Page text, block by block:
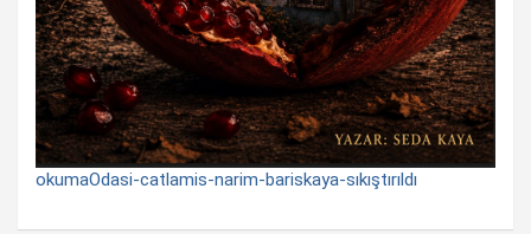
okumaOdasi-catlamis-narim-bariskaya-sıkıştırıldı